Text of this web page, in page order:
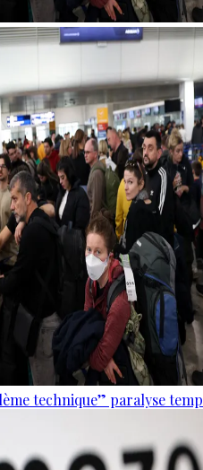
technique” paralyse